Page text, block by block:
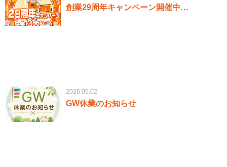
創業29周年キャンペーン開催中…
2026.05.02
GW休業のお知らせ